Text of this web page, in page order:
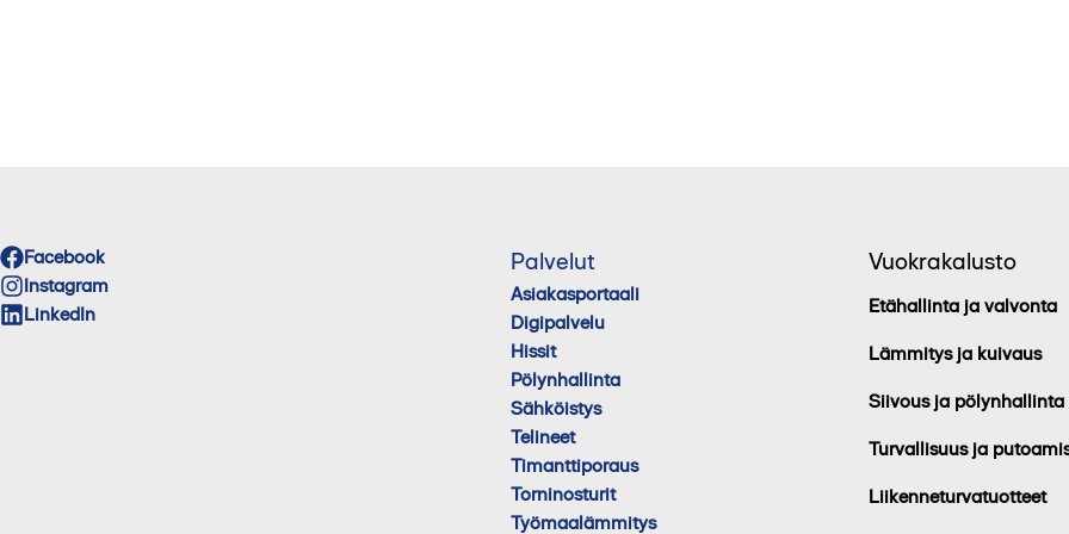
Facebook
Instagram
LinkedIn
Palvelut
Asiakasportaali
Digipalvelu
Hissit
Pölynhallinta
Sähköistys
Telineet
Timanttiporaus
Torninosturit
Työmaalämmitys
Vuokrakalusto
Etähallinta ja valvonta
Lämmitys ja kuivaus
Siivous ja pölynhallinta
Turvallisuus ja
Liikenneturvatuotteet